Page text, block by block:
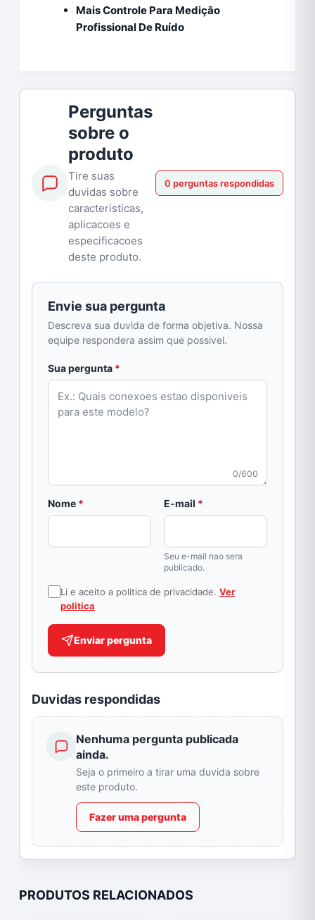
Mais Controle Para Medição
Profissional De Ruído
Perguntas
sobre o
produto
Tire suas
duvidas sobre
caracteristicas,
aplicacoes e
especificacoes
deste produto.
0 perguntas respondidas
Envie sua pergunta
Descreva sua duvida de forma objetiva. Nossa
equipe respondera assim que possivel.
Sua pergunta *
0/600
Nome * E-mail *
Seu e-mail nao sera
publicado.
Li e aceito a politica de privacidade. Ver
politica
Enviar pergunta
Duvidas respondidas
Nenhuma pergunta publicada
ainda.
Seja o primeiro a tirar uma duvida sobre
este produto.
Fazer uma pergunta
PRODUTOS RELACIONADOS